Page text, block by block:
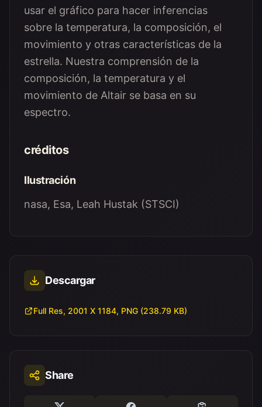
usar el gráfico para hacer inferencias
sobre la temperatura, la composición, el
movimiento y otras características de la
estrella. Nuestra comprensión de la
composición, la temperatura y el
movimiento de Altair se basa en su
espectro.
créditos
Ilustración
nasa, Esa, Leah Hustak (STSCI)
Descargar
Full Res, 2001 X 1184, PNG (238.79 KB)
Share